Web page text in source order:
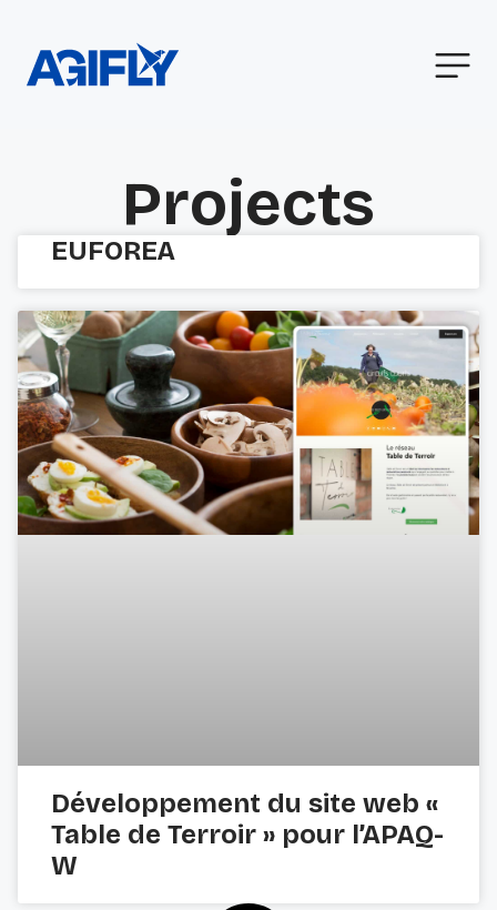
Projects
EUFOREA
Développement du site web «
Table de Terroir » pour l’APAQ-
W